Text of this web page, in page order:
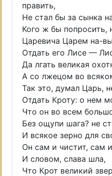
править,
Не стал бы за сынка
Кого ж бы попросить,
Царевича Царем на-
Отдать его Лисе —
Да лгать великая
А со лжецом во
Так это, думал Царь,
Отдать Кроту: о нем
Что он во всем
Без ощупи шага? не
И всякое зерно для
Он сам и чистит, сам
И словом, слава шла,
Что Крот великий